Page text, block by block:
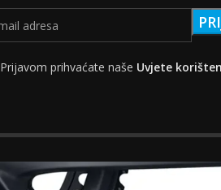
Prijavom prihvaćate naše Uvjete